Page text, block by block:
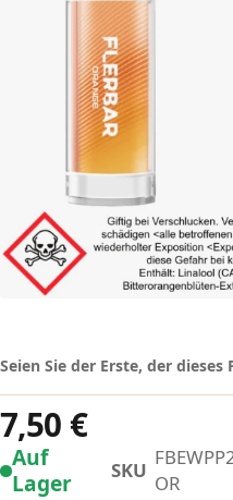
Auf
Lager
SKU
OR
Seien Sie der Erste, der
7,50 €